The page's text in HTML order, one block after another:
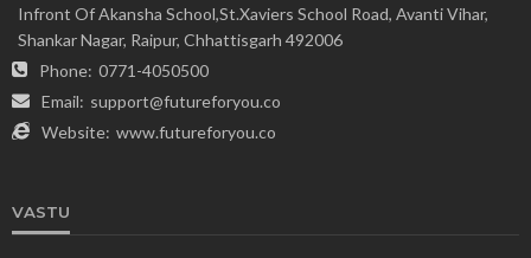
Infront Of Akansha School,St.Xaviers School Road, Avanti Vihar,
Shankar Nagar, Raipur, Chhattisgarh 492006
Phone: 0771-4050500
Email: support@futureforyou.co
Website: www.futureforyou.co
VASTU